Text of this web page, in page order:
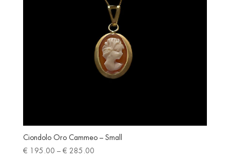
Ciondolo Oro Cammeo – Small
€ 195.00 – € 285.00Price